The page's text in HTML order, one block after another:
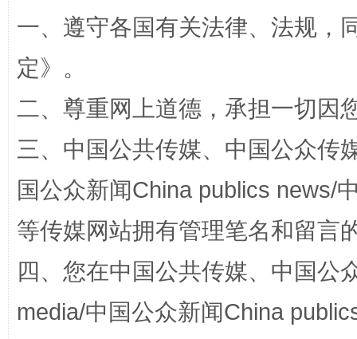
扯下公款旅游的“隐身衣” 如何以
一、遵守各国有关法律、法规，
定》。
二、尊重网上道德，承担一切因
三、中国公共传媒、中国公众传
国公众新闻China publics news/
等传媒网站拥有管理笔名和留言
四、您在中国公共传媒、中国公
media/中国公众新闻China